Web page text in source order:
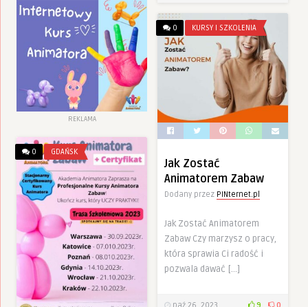
REKLAMA
0 KURSY I SZKOLENIA
Jak Zostać
Animatorem Zabaw
Dodany przez PINternet.pl
Jak Zostać Animatorem
Zabaw Czy marzysz o pracy,
która sprawia Ci radość i
pozwala dawać […]
0 GDAŃSK